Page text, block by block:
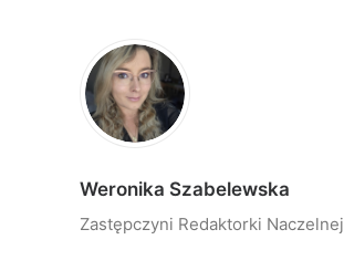
Weronika Szabelewska
Zastępczyni Redaktorki Naczelnej